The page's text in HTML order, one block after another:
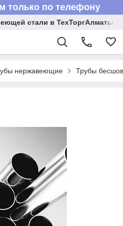
только по телефону
стали в ТехТоргАлматы
нержавеющие Трубы